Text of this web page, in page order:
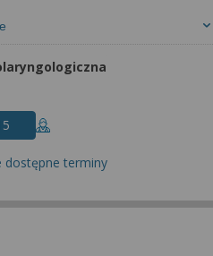
dostępne terminy